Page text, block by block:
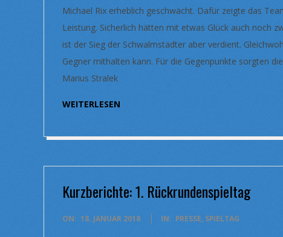
Michael Rix erheblich geschwächt. Dafür zeigte das
Leistung. Sicherlich hätten mit etwas Glück auch noch
ist der Sieg der Schwalmstädter aber verdient.
Gegner mithalten kann. Für die Gegenpunkte sorgten
Marius Stralek
WEITERLESEN
Kurzberichte: 1. Rückrundenspieltag
2018-
ON: 18. JANUAR 2018 IN: PRESSE, SPIELTAG